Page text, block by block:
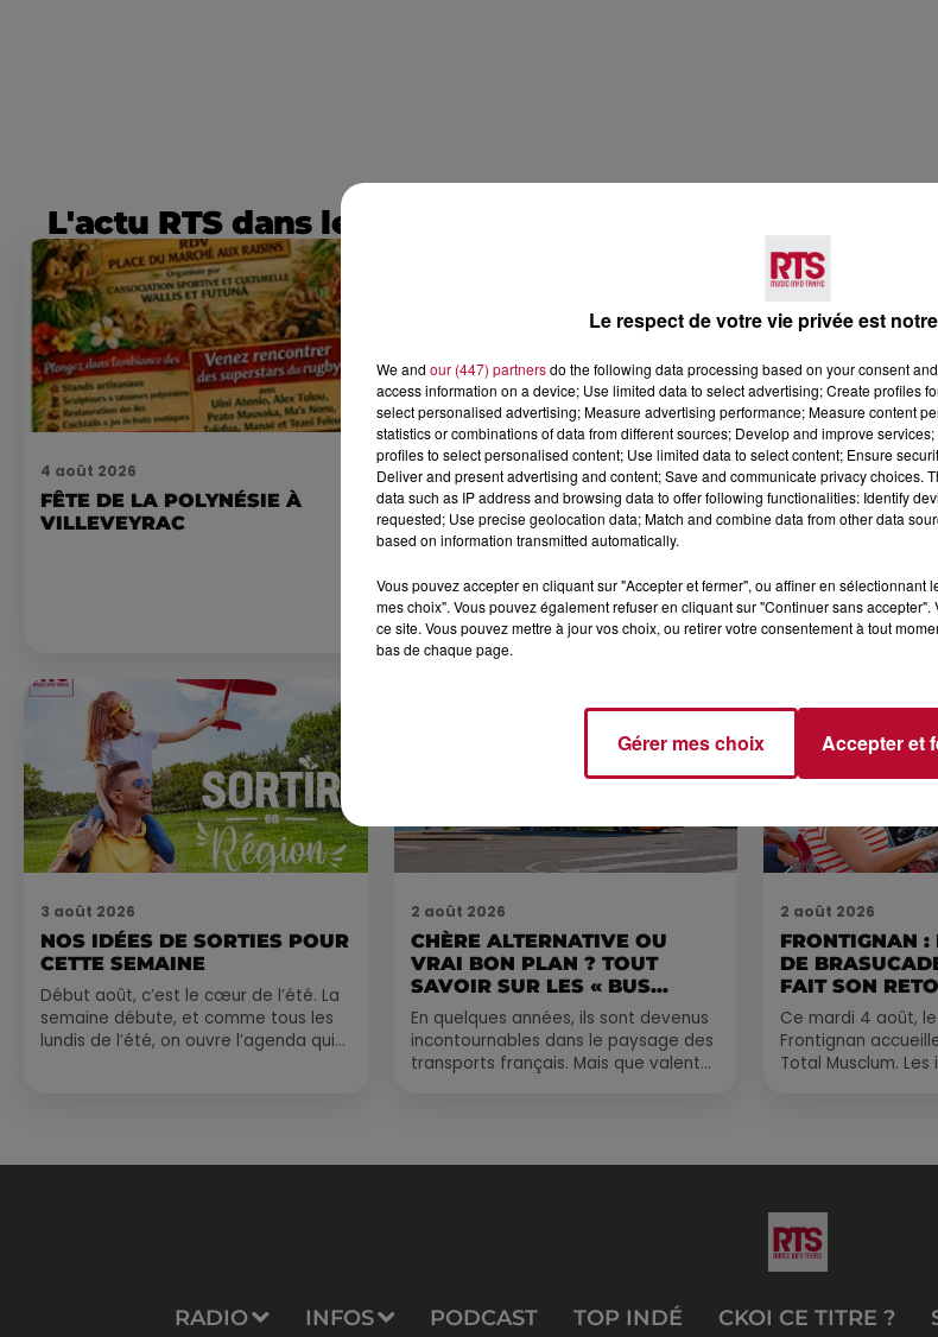
L'actu RTS dans le Sud
4 août 2026
FÊTE DE LA POLYNÉSIE À
VILLEVEYRAC
4 août 2026
HÉRAULT, PYRÉNÉES-
ORIENTALES : TROIS SPOTS
DE SNORKELING À
Pas besoin de bouteilles de plongée
lourdes ni de diplômes complexes
pour observer la vie sous-marine. Cet
été, un masque, un tuba et une paire
3 août 2026
SOIRÉE DJ
3 août 2026
NOS IDÉES DE SORTIES POUR
CETTE SEMAINE
Début août, c’est le cœur de l’été. La
semaine débute, et comme tous les
lundis de l’été, on ouvre l’agenda qui
2 août 2026
CHÈRE ALTERNATIVE OU
VRAI BON PLAN ? TOUT
SAVOIR SUR LES « BUS...
En quelques années, ils sont devenus
incontournables dans le paysage des
transports français. Mais que valent
2 août 2026
FRONTIGNAN :
DE
FAIT SON
Ce mardi 4 août,
Frontignan
Total Musclum.
RADIO INFOS PODCAST TOP INDÉ CKOI CE TITRE ?
Le respect de votre vie privée est
We and our (447) partnersdo the following data processing based on your consent
access information on a device; Use limited data to select advertising; Create profiles
select personalised advertising; Measure advertising performance; Measure content
statistics or combinations of data from different sources; Develop and improve
profiles to select personalised content; Use limited data to select content; Ensure
Deliver and present advertising and content; Save and communicate privacy choices.
data such as IP address and browsing data to offer following functionalities: Identify
requested; Use precise geolocation data; Match and combine data from other data
based on information transmitted automatically.
Vous pouvez accepter en cliquant sur "Accepter et fermer", ou affiner en sélectionnant
mes choix". Vous pouvez également refuser en cliquant sur "Continuer sans
ce site. Vous pouvez mettre à jour vos choix, ou retirer votre consentement à tout
bas de chaque page.
Gérer mes choix Accepter et